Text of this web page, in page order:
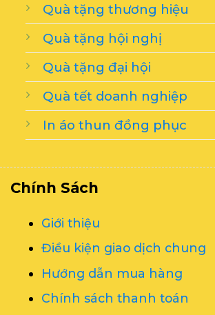
Quà tặng thương hiệu
Quà tặng hội nghị
Quà tặng đại hội
Quà tết doanh nghiệp
In áo thun đồng phục
Chính Sách
Giới thiệu
Điều kiện giao dịch chung
Hướng dẫn mua hàng
Chính sách thanh toán